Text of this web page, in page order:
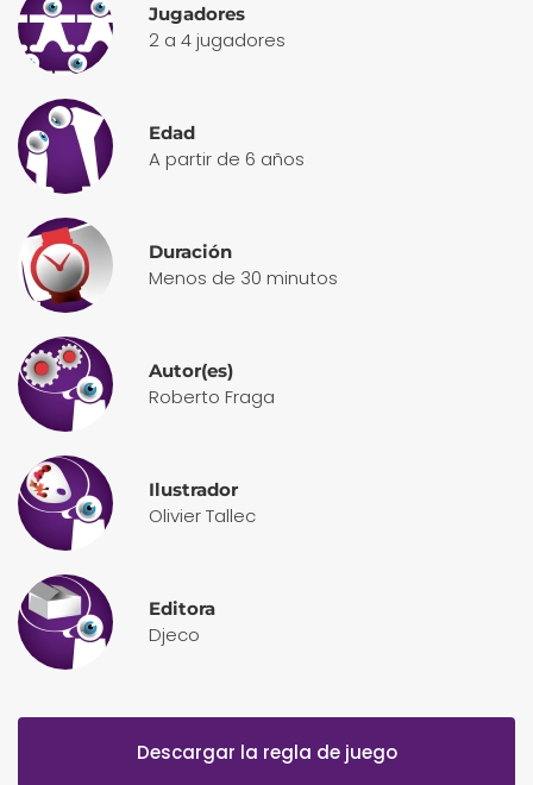
Jugadores
2 a 4 jugadores
Edad
A partir de 6 años
Duración
Menos de 30 minutos
Autor(es)
Roberto Fraga
Ilustrador
Olivier Tallec
Editora
Djeco
Descargar la regla de juego